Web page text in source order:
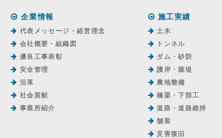
企業情報
代表メッセージ・経営理念
会社概要・組織図
優良工事表彰
安全管理
沿革
社会貢献
事業所紹介
施工実績
土木
トンネル
ダム・砂防
護岸・築堤
農地整備
橋梁・下部工
道路・道路維持
舗装
災害復旧